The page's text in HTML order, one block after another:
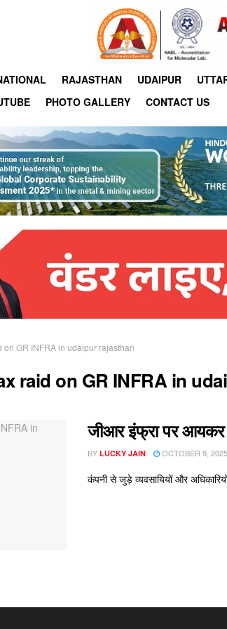
RAJASTHAN UDAIPUR
PHOTO GALLERY CONTACT US
on GR INFRA in udaipur rajasthan
raid on GR INFRA in
जीआर इंफ्रा पर आयकर
BY LUCKY JAIN OCTOBER 9, 2025
कंपनी से जुड़े व्यवसायियों और